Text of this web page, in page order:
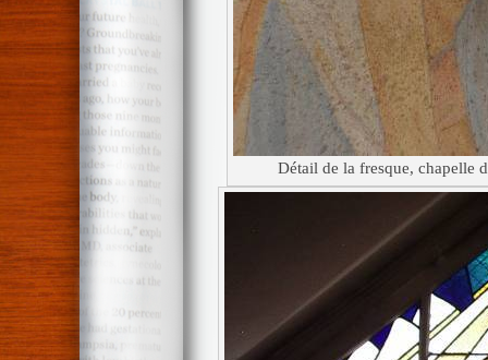
Détail de la fresque, chapelle